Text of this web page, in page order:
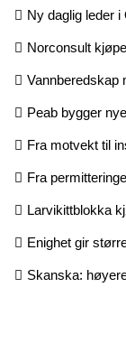
Ny daglig leder i
Norconsult
Vannberedskap
Peab bygger
Fra motvekt til
Fra
Larvikittblokka
Enighet gir
Skanska: